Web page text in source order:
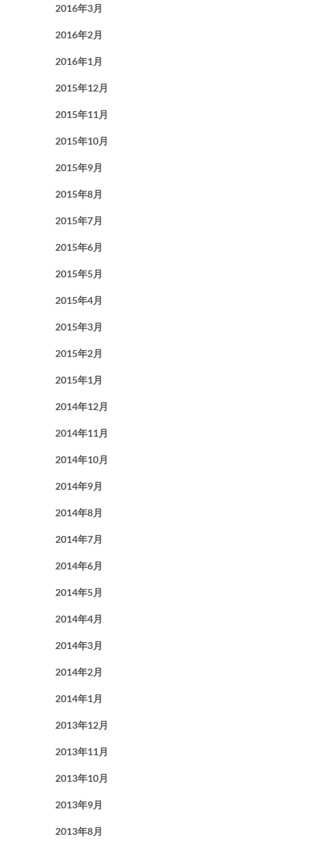
2016年3月
2016年2月
2016年1月
2015年12月
2015年11月
2015年10月
2015年9月
2015年8月
2015年7月
2015年6月
2015年5月
2015年4月
2015年3月
2015年2月
2015年1月
2014年12月
2014年11月
2014年10月
2014年9月
2014年8月
2014年7月
2014年6月
2014年5月
2014年4月
2014年3月
2014年2月
2014年1月
2013年12月
2013年11月
2013年10月
2013年9月
2013年8月